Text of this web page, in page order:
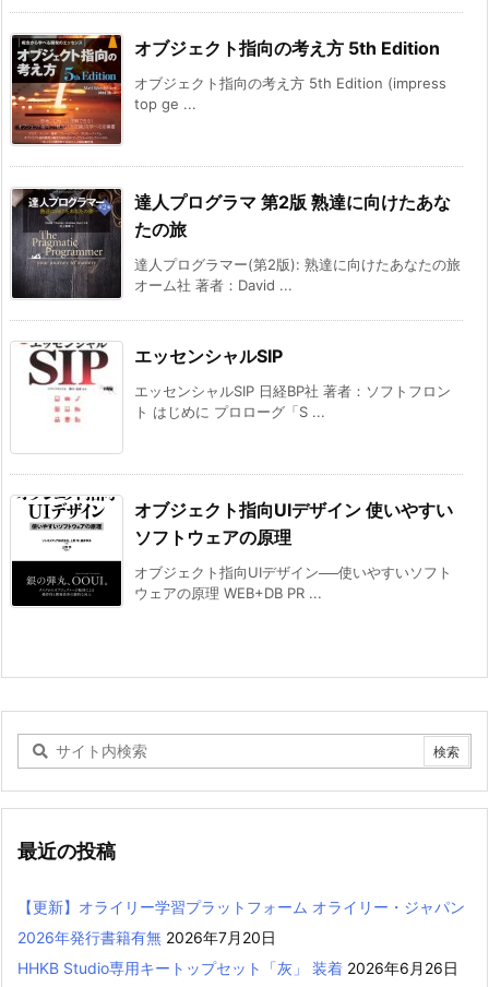
オブジェクト指向の考え方 5th Edition
オブジェクト指向の考え方 5th Edition (impress
top ge ...
達人プログラマ 第2版 熟達に向けたあな
たの旅
達人プログラマー(第2版): 熟達に向けたあなたの旅
オーム社 著者：David ...
エッセンシャルSIP
エッセンシャルSIP 日経BP社 著者：ソフトフロン
ト はじめに プロローグ「S ...
オブジェクト指向UIデザイン 使いやすい
ソフトウェアの原理
オブジェクト指向UIデザイン──使いやすいソフト
ウェアの原理 WEB+DB PR ...
最近の投稿
【更新】オライリー学習プラットフォーム オライリー・ジャパン
2026年発行書籍有無 2026年7月20日
HHKB Studio専用キートップセット「灰」 装着 2026年6月26日